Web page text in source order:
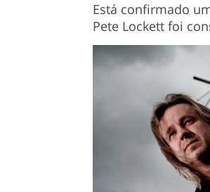
Está confirmado
Pete Lockett foi